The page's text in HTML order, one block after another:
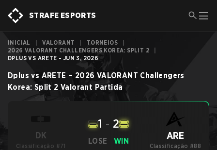
STRAFE ESPORTS
INICIAL VALORANT TORNEIOS
2026 VALORANT CHALLENGERS KOREA: SPLIT 2
DPLUS VS ARETE - JUN 3, 2026
Dplus vs ARETE – 2026 VALORANT Challengers
Korea: Split 2 Valorant Partida
DK
Classificação #71
LOSE
1 - 2
WIN ARE
Classificação #88